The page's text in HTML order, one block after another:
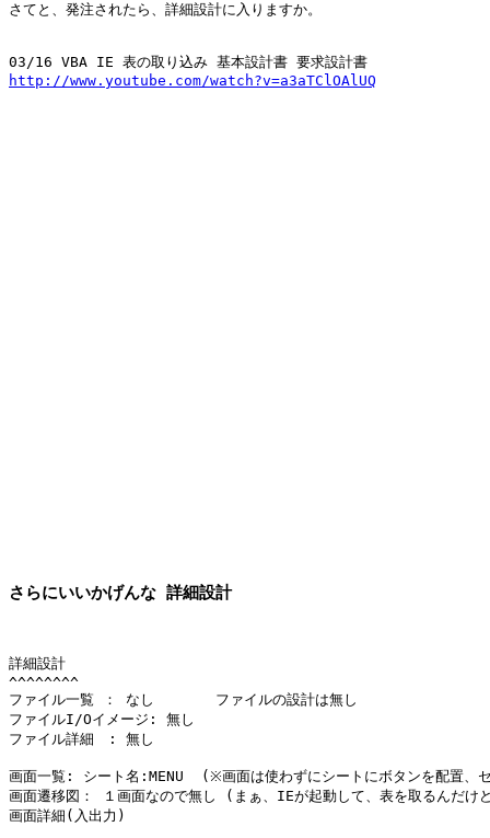
さてと、発注されたら、詳細設計に入りますか。
http://www.youtube.com/watch?v=a3aTClOAlUQ
さらにいいかげんな 詳細設計
詳細設計
^^^^^^^^
ファイル一覧 ： なし       ファイルの設計は無し
ファイルI/Oイメージ: 無し
ファイル詳細　: 無し
画面一覧: シート名:MENU  (※画面は使わずにシートにボタンを配置、
画面遷移図： １画面なので無し (まぁ、IEが起動して、表を取るんだけ
画面詳細(入出力)